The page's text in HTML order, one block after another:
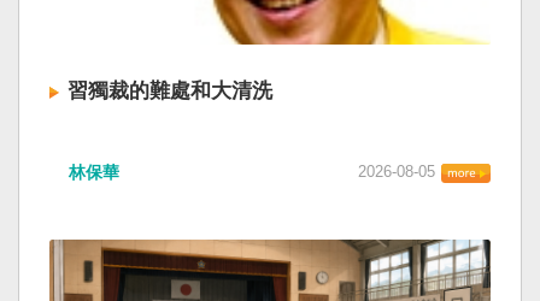
習獨裁的難處和大清洗
林保華 2026-08-05